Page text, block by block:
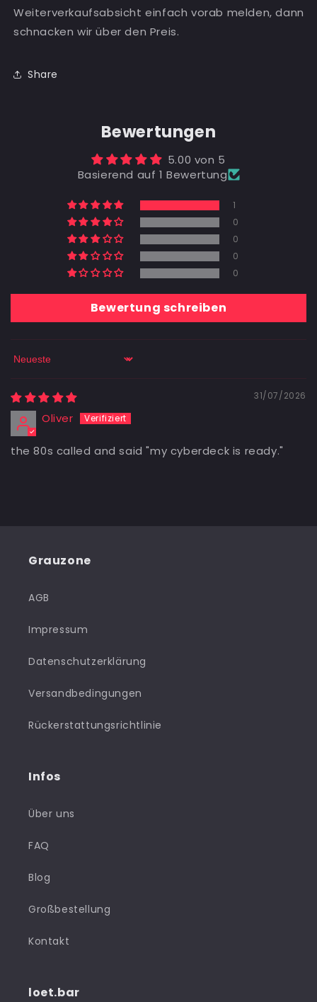
Weiterverkaufsabsicht einfach vorab melden, dann
schnacken wir über den Preis.
Share
Bewertungen
5.00 von 5
Basierend auf 1 Bewertung
1
0
0
0
0
Bewertung schreiben
Sort by
31/07/2026
Oliver
the 80s called and said "my cyberdeck is ready."
Grauzone
AGB
Impressum
Datenschutzerklärung
Versandbedingungen
Rückerstattungsrichtlinie
Infos
Über uns
FAQ
Blog
Großbestellung
Kontakt
loet.bar